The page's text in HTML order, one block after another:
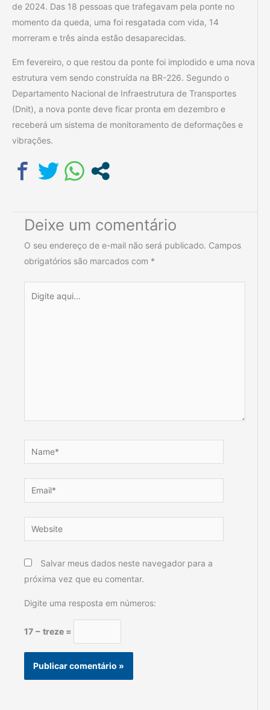
de 2024. Das 18 pessoas que trafegavam pela ponte no
momento da queda, uma foi resgatada com vida, 14
morreram e três ainda estão desaparecidas.
Em fevereiro, o que restou da ponte foi implodido e uma nova
estrutura vem sendo construída na BR-226. Segundo o
Departamento Nacional de Infraestrutura de Transportes
(Dnit), a nova ponte deve ficar pronta em dezembro e
receberá um sistema de monitoramento de deformações e
vibrações.
Deixe um comentário
O seu endereço de e-mail não será publicado. Campos
obrigatórios são marcados com *
aqui...
Name*
Email*
Website
Salvar meus dados neste navegador para a
próxima vez que eu comentar.
Digite uma resposta em números:
17 − treze =